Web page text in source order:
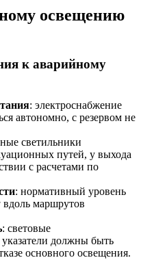
освещению
к аварийному
: электроснабжение
автономно, с резервом не
светильники
путей, у выхода
с расчетами по
: нормативный уровень
маршрутов
: световые
должны быть
основного освещения.